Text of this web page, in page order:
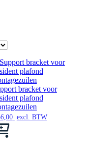
bracket voor
plafond
excl. BTW
Dit